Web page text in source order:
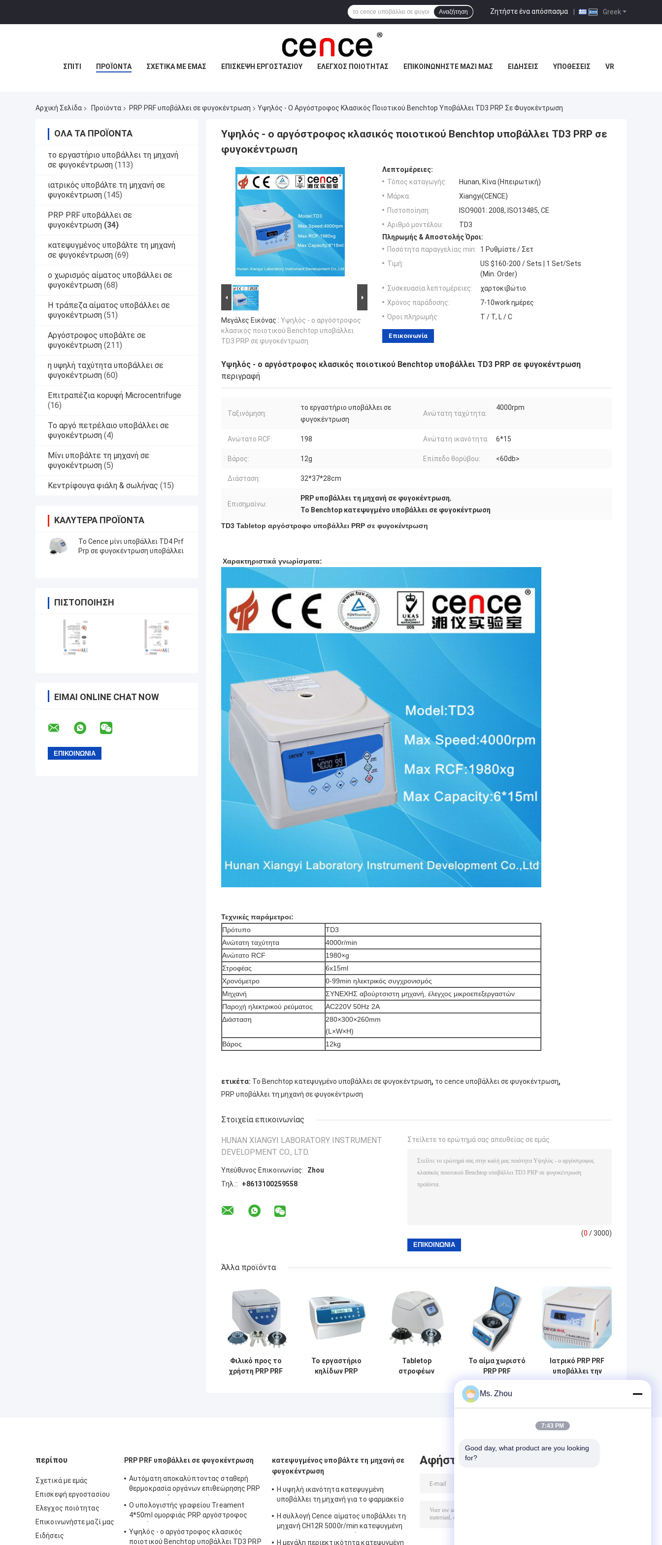
Greek
Ζητήστε ένα απόσπασμα |
Αναζήτηση
ΣΠΊΤΙ ΠΡΟΪΌΝΤΑ ΣΧΕΤΙΚΆ ΜΕ ΕΜΆΣ ΕΠΙΣΚΕΨΉ ΕΡΓΟΣΤΑΣΊΟΥ ΈΛΕΓΧΟΣ ΠΟΙΌΤΗΤΑΣ ΕΠΙΚΟΙΝΩΝΉΣΤΕ ΜΑΖΊ ΜΑΣ ΕΙΔΉΣΕΙΣ ΥΠΟΘΈΣΕΙΣ VR
Αρχική Σελίδα Προϊόντα PRP PRF υποβάλλει σε φυγοκέντρωση Υψηλός - Ο Αργόστροφος Κλασικός Ποιοτικού Benchtop Υποβάλλει TD3 PRP Σε Φυγοκέντρωση
ΌΛΑ ΤΑ ΠΡΟΪΌΝΤΑ
το εργαστήριο υποβάλλει τη μηχανή
σε φυγοκέντρωση (113)
ιατρικός υποβάλτε τη μηχανή σε
φυγοκέντρωση (145)
PRP PRF υποβάλλει σε
φυγοκέντρωση (34)
κατεψυγμένος υποβάλτε τη μηχανή
σε φυγοκέντρωση (69)
ο χωρισμός αίματος υποβάλλει σε
φυγοκέντρωση (68)
Η τράπεζα αίματος υποβάλλει σε
φυγοκέντρωση (51)
Αργόστροφος υποβάλτε σε
φυγοκέντρωση (211)
η υψηλή ταχύτητα υποβάλλει σε
φυγοκέντρωση (60)
Επιτραπέζια κορυφή Microcentrifuge
(16)
Το αργό πετρέλαιο υποβάλλει σε
φυγοκέντρωση (4)
Μίνι υποβάλτε τη μηχανή σε
φυγοκέντρωση (5)
Κεντρίφουγα φιάλη & σωλήνας (15)
ΚΑΛΎΤΕΡΑ ΠΡΟΪΌΝΤΑ
Το Cence μίνι υποβάλλει TD4 Prf
Prp σε φυγοκέντρωση υποβάλλει
ΠΙΣΤΟΠΟΊΗΣΗ
ΕΊΜΑΙ ONLINE CHAT NOW
Υψηλός - ο αργόστροφος κλασικός ποιοτικού Benchtop υποβάλλει TD3 PRP σε
φυγοκέντρωση
Μεγάλες Εικόνας : Υψηλός - ο αργόστροφος
κλασικός ποιοτικού Benchtop υποβάλλει
TD3 PRP σε φυγοκέντρωση
Λεπτομέρειες:
Τόπος καταγωγής:
Hunan, Κίνα (Ηπειρωτική)
Μάρκα:
Xiangyi(CENCE)
Πιστοποίηση:
ISO9001: 2008, ISO13485, CE
Αριθμό μοντέλου:
TD3
Πληρωμής & Αποστολής Όροι:
Ποσότητα παραγγελίας min:
1 Ρυθμίστε / Σετ
Τιμή:
US $160-200 / Sets | 1 Set/Sets
(Min. Order)
Συσκευασία λεπτομέρειες:
χαρτοκιβώτιο
Χρόνος παράδοσης:
7-10work ημέρες
Όροι πληρωμής:
T / T, L / C
Επικοινωνία
Υψηλός - ο αργόστροφος κλασικός ποιοτικού Benchtop υποβάλλει TD3 PRP σε φυγοκέντρωση
περιγραφή
Ταξινόμηση:
το εργαστήριο υποβάλλει σε
φυγοκέντρωση
Ανώτατη ταχύτητα:
4000rpm
Ανώτατο RCF: 198 Ανώτατη ικανότητα: 6*15
Βάρος: 12g Επίπεδο θορύβου: <60db>
Διάσταση: 32*37*28cm
Επισημαίνω:
PRP υποβάλλει τη μηχανή σε φυγοκέντρωση,
Το Benchtop κατεψυγμένο υποβάλλει σε φυγοκέντρωση
TD3 Tabletop αργόστροφο υποβάλλει PRP σε φυγοκέντρωση
Χαρακτηριστικά γνωρίσματα:
Τεχνικές παράμετροι:
Πρότυπο
TD3
Ανώτατη ταχύτητα
4000r/min
Ανώτατο RCF
1980×g
Στροφέας
6x15ml
Χρονόμετρο
0-99min ηλεκτρικός συγχρονισμός
Μηχανή
ΣΥΝΕΧΗΣ αβούρτσιστη μηχανή, έλεγχος μικροεπεξεργαστών
Παροχή ηλεκτρικού ρεύματος
AC220V 50Hz 2A
Διάσταση
280×300×260mm
(L×W×H)
Βάρος
12kg
ετικέτα: Το Benchtop κατεψυγμένο υποβάλλει σε φυγοκέντρωση, το cence υποβάλλει σε φυγοκέντρωση,
PRP υποβάλλει τη μηχανή σε φυγοκέντρωση
Στοιχεία επικοινωνίας
HUNAN XIANGYI LABORATORY INSTRUMENT
DEVELOPMENT CO., LTD.
Υπεύθυνος Επικοινωνίας:
Zhou
Τηλ.::
+8613100259558
Στείλετε το ερώτημά σας απευθείας σε εμάς
(0 / 3000)
Άλλα προϊόντα
Φιλικό προς το
χρήστη PRP PRF
Το εργαστήριο
κηλίδων PRP
Tabletop
στροφέων
Το αίμα χωριστό
PRP PRF
πλάσματος
υποβάλλει τη
μηχανή TD3 σε
Ιατρικό PRP PRF
υποβάλλει την
αυτόματη
CTK48 σε
περίπου
Σχετικά με εμάς
Επισκεψή εργοστασίου
Έλεγχος ποιότητας
Επικοινωνήστε μαζί μας
Ειδήσεις
PRP PRF υποβάλλει σε φυγοκέντρωση
Αυτόματη αποκαλύπτοντας σταθερή
θερμοκρασία οργάνων επιθεώρησης PRP
φυγοκέντρωση
Ο υπολογιστής γραφείου Treament
4*50ml ομορφιάς PRP αργόστροφος
και το εργαστήριο
Υψηλός - ο αργόστροφος κλασικός
ποιοτικού Benchtop υποβάλλει TD3 PRP
κατεψυγμένος υποβάλτε τη μηχανή σε
φυγοκέντρωση
Η υψηλή ικανότητα κατεψυγμένη
υποβάλλει τη μηχανή για το φαρμακείο
Η συλλογή Cence αίματος υποβάλλει τη
μηχανή CH12R 5000r/min κατεψυγμένη
Η μεγάλη περιεκτικότητα κατεψυγμένη
Αφήστε μήνυμα
Ms. Zhou
7:43 PM
Good day, what product are you looking
for?